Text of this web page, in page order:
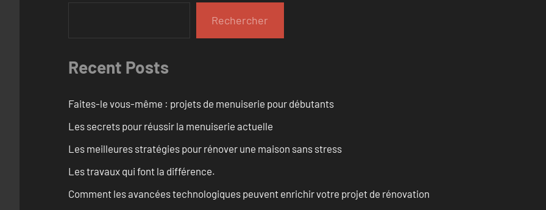
Rechercher
Recent Posts
Faites-le vous-même : projets de menuiserie pour débutants
Les secrets pour réussir la menuiserie actuelle
Les meilleures stratégies pour rénover une maison sans stress
Les travaux qui font la différence.
Comment les avancées technologiques peuvent enrichir votre projet de rénovation